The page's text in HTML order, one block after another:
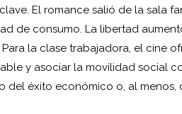
El romance salió de la sala
de consumo. La libertad
la clase trabajadora, el cine
y asociar la movilidad social
del éxito económico o, al menos,